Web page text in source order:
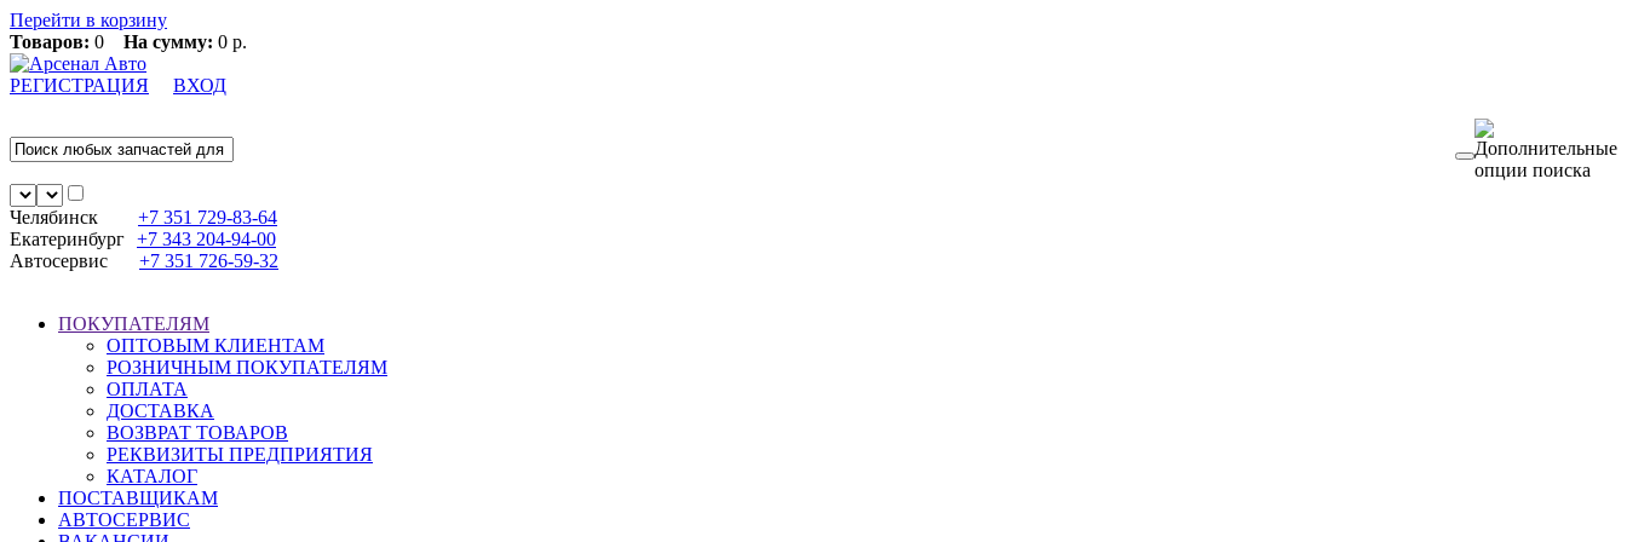
Перейти в корзину
Товаров: 0 На сумму: 0 р.
РЕГИСТРАЦИЯ ВХОД
Челябинск +7 351 729-83-64
Екатеринбург +7 343 204-94-00
Автосервис
+7 351 726-59-32
ПОКУПАТЕЛЯМ
ОПТОВЫМ КЛИЕНТАМ
РОЗНИЧНЫМ ПОКУПАТЕЛЯМ
ОПЛАТА
ДОСТАВКА
ВОЗВРАТ ТОВАРОВ
РЕКВИЗИТЫ ПРЕДПРИЯТИЯ
КАТАЛОГ
ПОСТАВЩИКАМ
АВТОСЕРВИС